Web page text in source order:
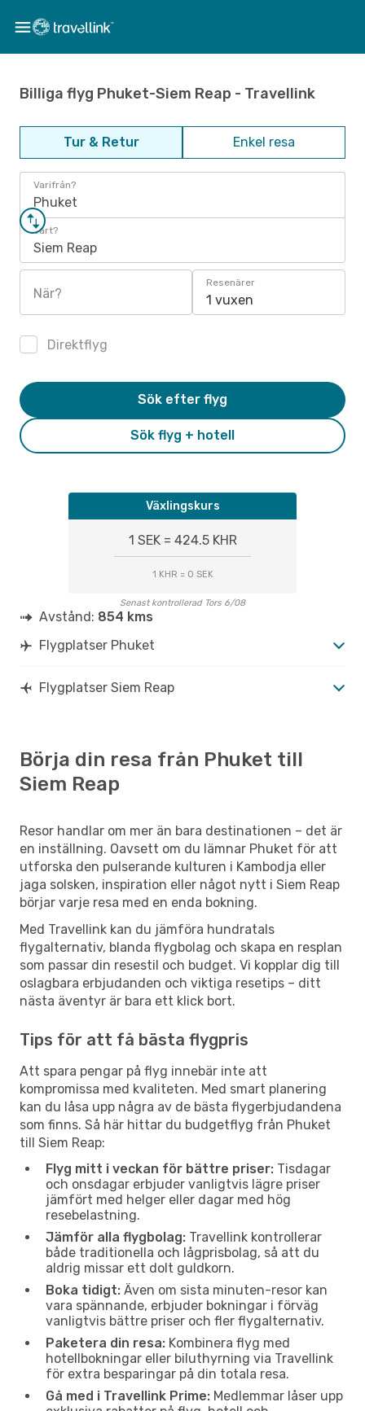
Billiga flyg Phuket-Siem Reap - Travellink
Tur & Retur Enkel resa
Varifrån?
Phuket
Vart?
Siem Reap
När?
Resenärer
1 vuxen
Direktflyg
Sök flyg + hotell
Sök efter flyg
Växlingskurs
1 SEK = 424.5 KHR
1 KHR = 0 SEK
Senast kontrollerad Tors 6/08
Avstånd: 854 kms
Flygplatser Phuket
Flygplatser Siem Reap
Börja din resa från Phuket till
Siem Reap
Resor handlar om mer än bara destinationen – det är
en inställning. Oavsett om du lämnar Phuket för att
utforska den pulserande kulturen i Kambodja eller
jaga solsken, inspiration eller något nytt i Siem Reap
börjar varje resa med en enda bokning.
Med Travellink kan du jämföra hundratals
flygalternativ, blanda flygbolag och skapa en resplan
som passar din resestil och budget. Vi kopplar dig till
oslagbara erbjudanden och viktiga resetips – ditt
nästa äventyr är bara ett klick bort.
Tips för att få bästa flygpris
Att spara pengar på flyg innebär inte att
kompromissa med kvaliteten. Med smart planering
kan du låsa upp några av de bästa flygerbjudandena
som finns. Så här hittar du budgetflyg från Phuket
till Siem Reap:
Flyg mitt i veckan för bättre priser: Tisdagar
och onsdagar erbjuder vanligtvis lägre priser
jämfört med helger eller dagar med hög
resebelastning.
Jämför alla flygbolag: Travellink kontrollerar
både traditionella och lågprisbolag, så att du
aldrig missar ett dolt guldkorn.
Boka tidigt: Även om sista minuten-resor kan
vara spännande, erbjuder bokningar i förväg
vanligtvis bättre priser och fler flygalternativ.
Paketera din resa: Kombinera flyg med
hotellbokningar eller biluthyrning via Travellink
för extra besparingar på din totala resa.
Gå med i Travellink Prime: Medlemmar låser upp